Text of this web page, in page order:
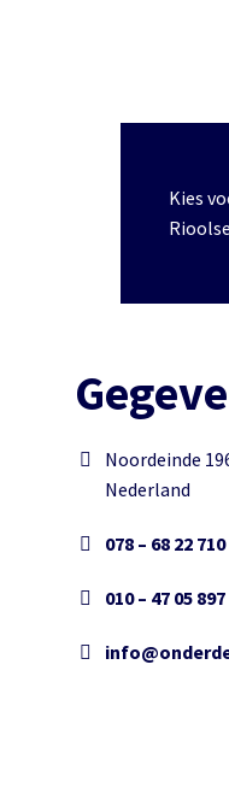
Kies
Noordeinde
Nederland
078 – 68 22 710
010 – 47 05 897